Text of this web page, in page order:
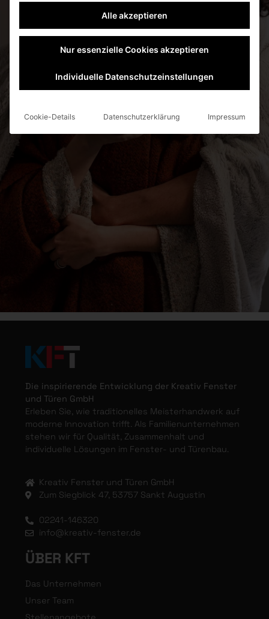
Die inspirierende Entwicklung der Kreativ Fenster
und Türen GmbH
Erleben Sie, wie traditionelles Meisterhandwerk auf
moderne Innovation trifft. Als Familienunternehmen
stehen wir für Qualität, Zusammenhalt und
individuelle Lösungen im Fenster- und Türenbau.
Kreativ Fenster und Türen GmbH
Zum Siegblick 47, 53757 Sankt Augustin
02241-146320
info@kreativ-fenster.de
ÜBER KFT
Das Unternehmen
Unser Team
Alle akzeptieren
Nur essenzielle Cookies akzeptieren
Individuelle Datenschutzeinstellungen
Cookie-Details Datenschutzerklärung Impressum